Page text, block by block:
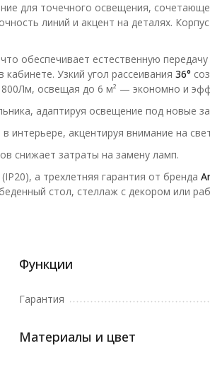
для точечного освещения,
линий и акцент на деталях.
обеспечивает естественную
Узкий угол рассеивания 36°
освещая до 6 м² — экономно и
адаптируя освещение под новые
акцентируя внимание на
снижает затраты на замену ламп.
а трехлетняя гарантия от бренда
стол, стеллаж с декором или
Функции
Гарантия
Материалы и цвет